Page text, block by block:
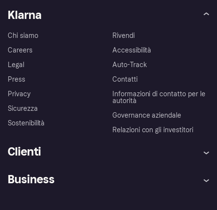
Klarna
Chi siamo
Careers
Legal
Press
Privacy
Sicurezza
Sostenibilità
Rivendi
Accessibilità
Auto-Track
Contatti
Informazioni di contatto per le
autorità
Governance aziendale
Relazioni con gli investitori
Clienti
Assistenza
Business